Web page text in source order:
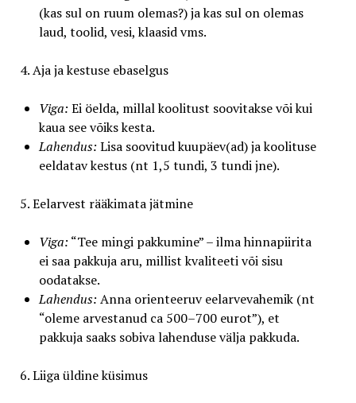
(kas sul on ruum olemas?) ja kas sul on olemas
laud, toolid, vesi, klaasid vms.
4. Aja ja kestuse ebaselgus
Viga: Ei öelda, millal koolitust soovitakse või kui
kaua see võiks kesta.
Lahendus: Lisa soovitud kuupäev(ad) ja koolituse
eeldatav kestus (nt 1,5 tundi, 3 tundi jne).
5. Eelarvest rääkimata jätmine
Viga: “Tee mingi pakkumine” – ilma hinnapiirita
ei saa pakkuja aru, millist kvaliteeti või sisu
oodatakse.
Lahendus: Anna orienteeruv eelarvevahemik (nt
“oleme arvestanud ca 500–700 eurot”), et
pakkuja saaks sobiva lahenduse välja pakkuda.
6. Liiga üldine küsimus